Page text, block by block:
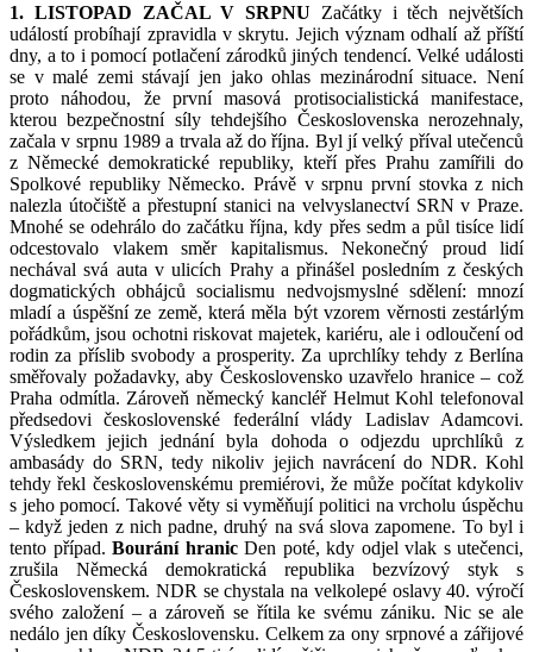
1. LISTOPAD ZAČAL V SRPNU Začátky i těch největších
událostí probíhají zpravidla v skrytu. Jejich význam odhalí až příští
dny, a to i pomocí potlačení zárodků jiných tendencí. Velké události
se v malé zemi stávají jen jako ohlas mezinárodní situace. Není
proto náhodou, že první masová protisocialistická manifestace,
kterou bezpečnostní síly tehdejšího Československa nerozehnaly,
začala v srpnu 1989 a trvala až do října. Byl jí velký příval utečenců
z Německé demokratické republiky, kteří přes Prahu zamířili do
Spolkové republiky Německo. Právě v srpnu první stovka z nich
nalezla útočiště a přestupní stanici na velvyslanectví SRN v Praze.
Mnohé se odehrálo do začátku října, kdy přes sedm a půl tisíce lidí
odcestovalo vlakem směr kapitalismus. Nekonečný proud lidí
nechával svá auta v ulicích Prahy a přinášel posledním z českých
dogmatických obhájců socialismu nedvojsmyslné sdělení: mnozí
mladí a úspěšní ze země, která měla být vzorem věrnosti zestárlým
pořádkům, jsou ochotni riskovat majetek, kariéru, ale i odloučení od
rodin za příslib svobody a prosperity. Za uprchlíky tehdy z Berlína
směřovaly požadavky, aby Československo uzavřelo hranice – což
Praha odmítla. Zároveň německý kancléř Helmut Kohl telefonoval
předsedovi československé federální vlády Ladislav Adamcovi.
Výsledkem jejich jednání byla dohoda o odjezdu uprchlíků z
ambasády do SRN, tedy nikoliv jejich navrácení do NDR. Kohl
tehdy řekl československému premiérovi, že může počítat kdykoliv
s jeho pomocí. Takové věty si vyměňují politici na vrcholu úspěchu
– když jeden z nich padne, druhý na svá slova zapomene. To byl i
tento případ. Bourání hranic Den poté, kdy odjel vlak s utečenci,
zrušila Německá demokratická republika bezvízový styk s
Československem. NDR se chystala na velkolepé oslavy 40. výročí
svého založení – a zároveň se řítila ke svému zániku. Nic se ale
nedálo jen díky Československu. Celkem za ony srpnové a zářijové